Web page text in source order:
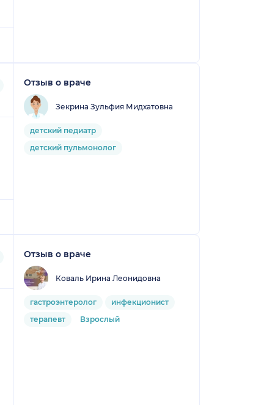
Отзыв о враче
Зекрина Зульфия Мидхатовна
детский педиатр
детский пульмонолог
Отзыв о враче
Коваль Ирина Леонидовна
гастроэнтеролог
инфекционист
терапевт
Взрослый